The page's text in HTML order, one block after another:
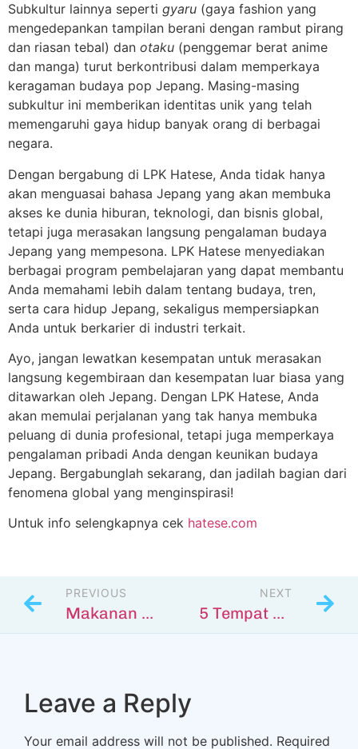
Subkultur lainnya seperti gyaru (gaya fashion yang
mengedepankan tampilan berani dengan rambut pirang
dan riasan tebal) dan otaku (penggemar berat anime
dan manga) turut berkontribusi dalam memperkaya
keragaman budaya pop Jepang. Masing-masing
subkultur ini memberikan identitas unik yang telah
memengaruhi gaya hidup banyak orang di berbagai
negara.
Dengan bergabung di LPK Hatese, Anda tidak hanya
akan menguasai bahasa Jepang yang akan membuka
akses ke dunia hiburan, teknologi, dan bisnis global,
tetapi juga merasakan langsung pengalaman budaya
Jepang yang mempesona. LPK Hatese menyediakan
berbagai program pembelajaran yang dapat membantu
Anda memahami lebih dalam tentang budaya, tren,
serta cara hidup Jepang, sekaligus mempersiapkan
Anda untuk berkarier di industri terkait.
Ayo, jangan lewatkan kesempatan untuk merasakan
langsung kegembiraan dan kesempatan luar biasa yang
ditawarkan oleh Jepang. Dengan LPK Hatese, Anda
akan memulai perjalanan yang tak hanya membuka
peluang di dunia profesional, tetapi juga memperkaya
pengalaman pribadi Anda dengan keunikan budaya
Jepang. Bergabunglah sekarang, dan jadilah bagian dari
fenomena global yang menginspirasi!
Untuk info selengkapnya cek hatese.com
PREVIOUS
Makanan Khas Jepang yang Wajib Dicoba Saat Berkunjung
NEXT
5 Tempat Tersembunyi di Jepang yang Wajib Dikunjungi
Leave a Reply
Your email address will not be published. Required